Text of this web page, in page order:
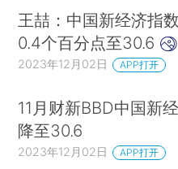
王喆：中国新经济指
0.4个百分点至30.6
2023年12月02日 APP打开
11月财新BBD中国新
降至30.6
2023年12月02日 APP打开